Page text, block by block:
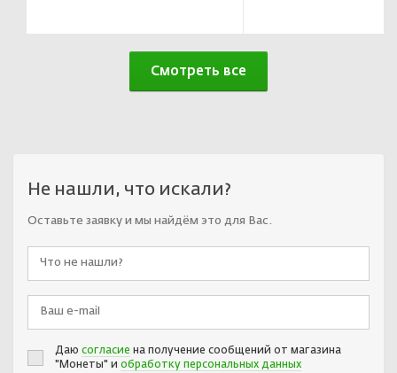
Смотреть все
Не нашли, что искали?
Оставьте заявку и мы найдём это для Вас.
Даю согласие на получение сообщений от магазина
"Монеты" и обработку персональных данных